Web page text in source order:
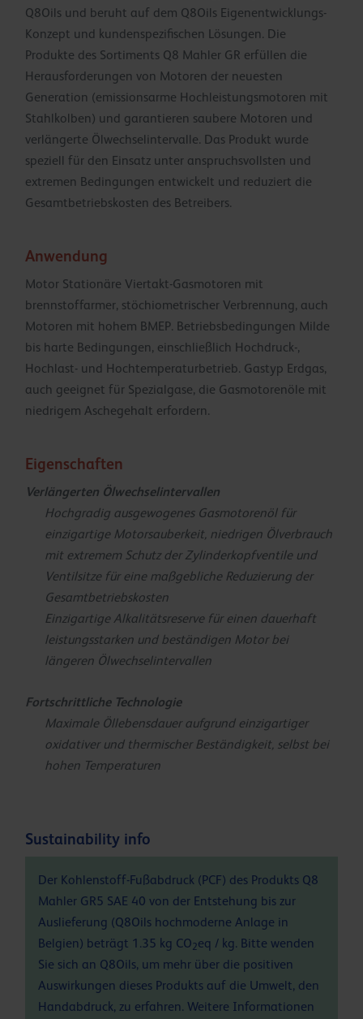
Q8Oils und beruht auf dem Q8Oils Eigenentwicklungs-
Konzept und kundenspezifischen Lösungen. Die
Produkte des Sortiments Q8 Mahler GR erfüllen die
Herausforderungen von Motoren der neuesten
Generation (emissionsarme Hochleistungsmotoren mit
Stahlkolben) und garantieren saubere Motoren und
verlängerte Ölwechselintervalle. Das Produkt wurde
speziell für den Einsatz unter anspruchsvollsten und
extremen Bedingungen entwickelt und reduziert die
Gesamtbetriebskosten des Betreibers.
Anwendung
Motor Stationäre Viertakt-Gasmotoren mit
brennstoffarmer, stöchiometrischer Verbrennung, auch
Motoren mit hohem BMEP. Betriebsbedingungen Milde
bis harte Bedingungen, einschließlich Hochdruck-,
Hochlast- und Hochtemperaturbetrieb. Gastyp Erdgas,
auch geeignet für Spezialgase, die Gasmotorenöle mit
niedrigem Aschegehalt erfordern.
Eigenschaften
Verlängerten Ölwechselintervallen
Hochgradig ausgewogenes Gasmotorenöl für
einzigartige Motorsauberkeit, niedrigen Ölverbrauch
mit extremem Schutz der Zylinderkopfventile und
Ventilsitze für eine maßgebliche Reduzierung der
Gesamtbetriebskosten
Einzigartige Alkalitätsreserve für einen dauerhaft
leistungsstarken und beständigen Motor bei
längeren Ölwechselintervallen
Fortschrittliche Technologie
Maximale Öllebensdauer aufgrund einzigartiger
oxidativer und thermischer Beständigkeit, selbst bei
hohen Temperaturen
Sustainability info
Der Kohlenstoff-Fußabdruck (PCF) des Produkts Q8
Mahler GR5 SAE 40 von der Entstehung bis zur
Auslieferung (Q8Oils hochmoderne Anlage in
Belgien) beträgt 1.35 kg CO2eq / kg. Bitte wenden
Sie sich an Q8Oils, um mehr über die positiven
Auswirkungen dieses Produkts auf die Umwelt, den
Handabdruck, zu erfahren. Weitere Informationen